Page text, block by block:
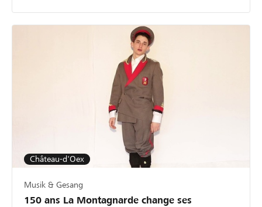
Château-d'Oex
Musik & Gesang
150 ans La Montagnarde change ses